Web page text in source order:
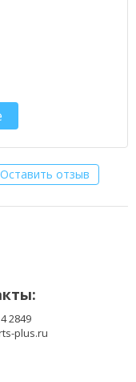
Оставить отзыв
2849
plus.ru